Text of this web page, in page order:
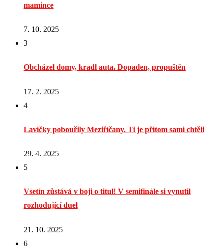
mamince
7. 10. 2025
3
Obcházel domy, kradl auta. Dopaden, propuštěn
17. 2. 2025
4
Lavičky pobouřily Meziříčany. Ti je přitom sami chtěli
29. 4. 2025
5
Vsetín zůstává v boji o titul! V semifinále si vynutil
rozhodující duel
21. 10. 2025
6